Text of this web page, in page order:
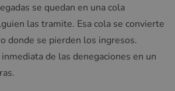
se quedan en una cola
las tramite. Esa cola se convierte
donde se pierden los ingresos.
de las denegaciones en un
DUTCH